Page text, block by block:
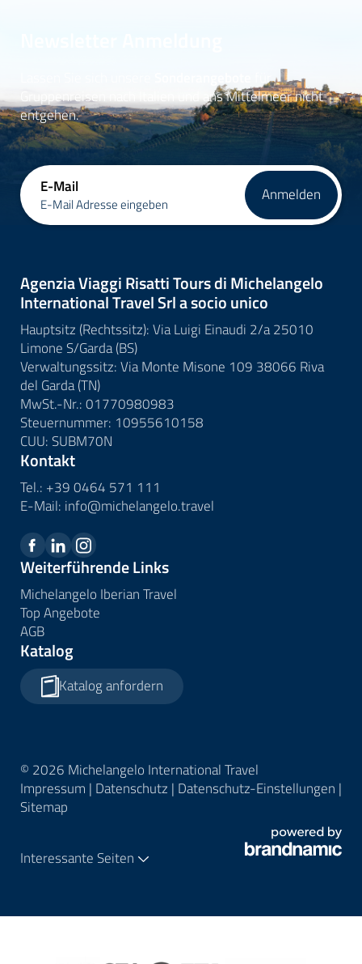
für
Gruppenreisen nach Italien und ans Mittelmeer nicht
entgehen.
E-Mail
E-Mail Adresse eingeben Anmelden
Agenzia Viaggi Risatti Tours di Michelangelo
International Travel Srl a socio unico
Hauptsitz (Rechtssitz): Via Luigi Einaudi 2/a 25010
Limone S/Garda (BS)
Verwaltungssitz: Via Monte Misone 109 38066 Riva
del Garda (TN)
MwSt.-Nr.: 01770980983
Steuernummer: 10955610158
CUU: SUBM70N
Kontakt
Tel.: +39 0464 571 111
E-Mail: info@michelangelo.travel
Weiterführende Links
Michelangelo Iberian Travel
Top Angebote
AGB
Katalog
Katalog anfordern
© 2026 Michelangelo International Travel
Impressum | Datenschutz | Datenschutz-Einstellungen |
Sitemap
Interessante Seiten